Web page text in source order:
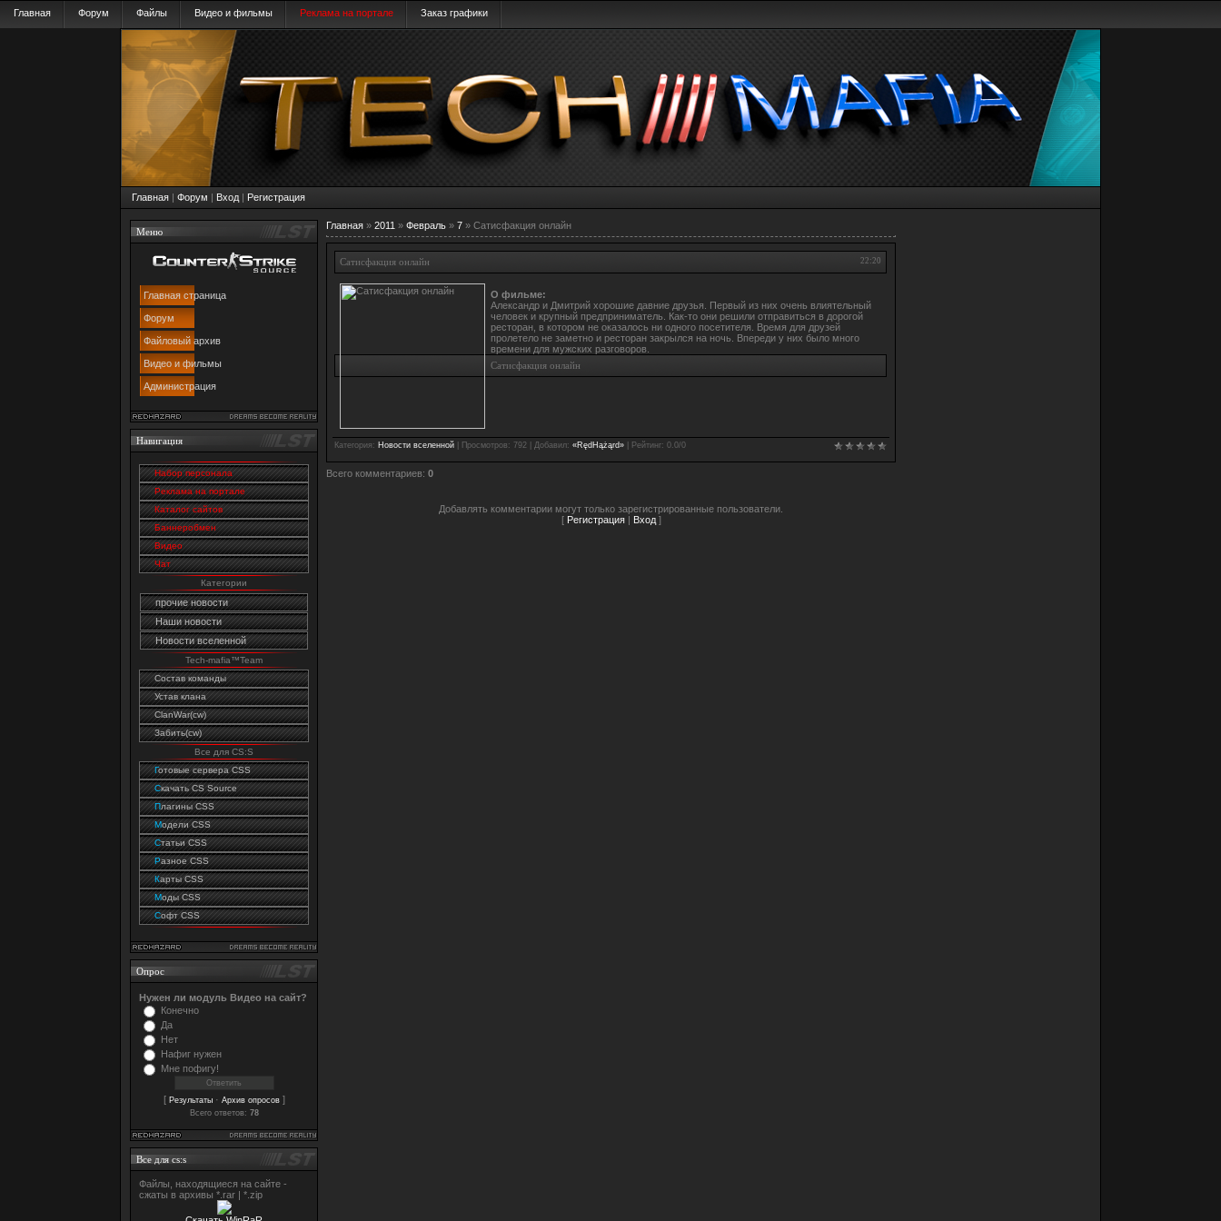
Главная Форум Файлы Видео и фильмы Реклама на портале Заказ графики
Главная | Форум | Вход | Регистрация
Меню
Главная страница
Форум
Файловый архив
Видео и фильмы
Администрация
Навигация
Набор персонала
Реклама на портале
Каталог сайтов
Баннеробмен
Видео
Чат
Категории
прочие новости
Наши новости
Новости вселенной
Tech-mafia™Team
Состав команды
Устав клана
ClanWar(cw)
Забить(cw)
Все для CS:S
Готовые сервера CSS
Cкачать CS Source
Плагины CSS
Модели CSS
Статьи CSS
Разное CSS
Карты CSS
Моды CSS
Софт CSS
Опрос
Нужен ли модуль Видео на сайт?
Конечно
Да
Нет
Нафиг нужен
Мне пофигу!
[ Результаты· Архив опросов]
Всего ответов: 78
Все для cs:s
Файлы, находящиеся на сайте -
сжаты в архивы *.rar | *.zip
Главная » 2011 » Февраль » 7 » Сатисфакция онлайн
22:20
Сатисфакция онлайн
О фильме:
Александр и Дмитрий хорошие давние друзья. Первый из них очень влиятельный
человек и крупный предприниматель. Как-то они решили отправиться в дорогой
ресторан, в котором не оказалось ни одного посетителя. Время для друзей
пролетело не заметно и ресторан закрылся на ночь. Впереди у них было много
времени для мужских разговоров.
Сатисфакция онлайн
Категория : Новости вселенной Просмотров : 792 | Добавил: «RędHążąrd» Рейтинг: 0.0/0
Всего комментариев: 0
Добавлять комментарии могут только зарегистрированные пользователи.
[ Регистрация| Вход]